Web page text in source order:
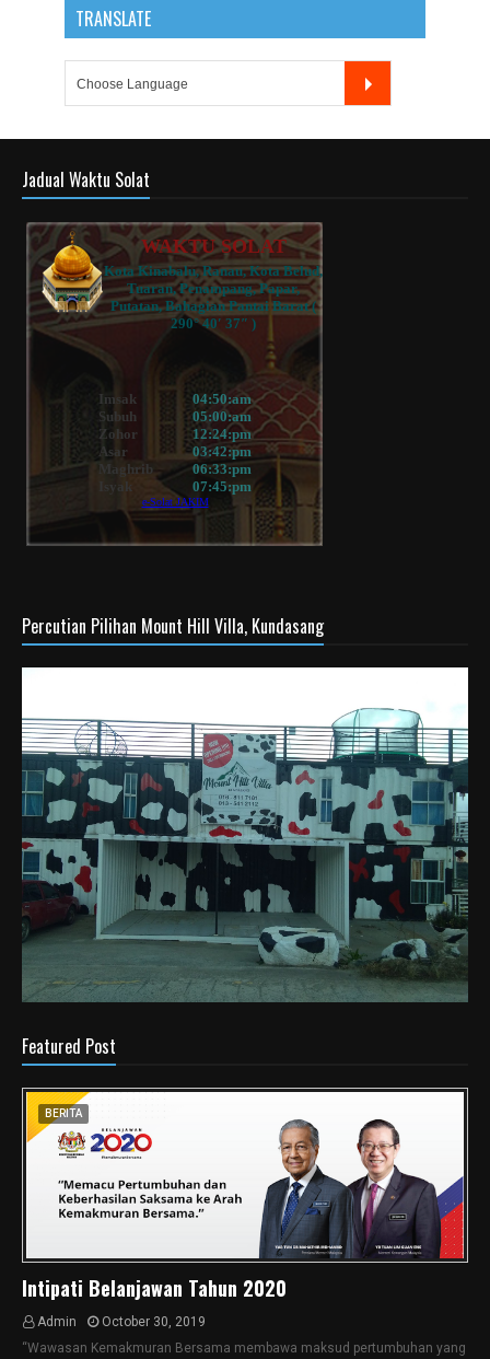
TRANSLATE
Jadual Waktu Solat
Percutian Pilihan Mount Hill Villa, Kundasang
Featured Post
BERITA
Intipati Belanjawan Tahun 2020
Admin
October 30, 2019
“Wawasan Kemakmuran Bersama membawa maksud pertumbuhan yang